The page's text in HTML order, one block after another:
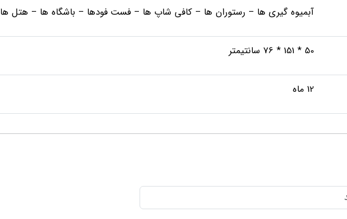
آبمیوه گیری ها – رستوران ها – کافی شاپ ها – فست فودها – باشگاه ها – هتل ها
50 * 151 * 76 سانتیمتر
12 ماه